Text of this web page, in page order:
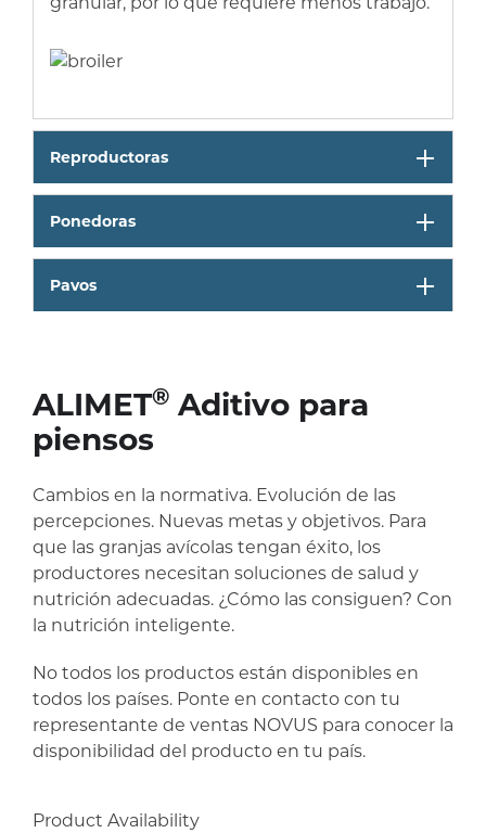
Reproductoras
Ponedoras
Pavos
ALIMET® Aditivo para
piensos
Cambios en la normativa. Evolución de las
percepciones. Nuevas metas y objetivos. Para
que las granjas avícolas tengan éxito, los
productores necesitan soluciones de salud y
nutrición adecuadas. ¿Cómo las consiguen? Con
la nutrición inteligente.
No todos los productos están disponibles en
todos los países. Ponte en contacto con tu
representante de ventas NOVUS para conocer la
disponibilidad del producto en tu país.
Product Availability